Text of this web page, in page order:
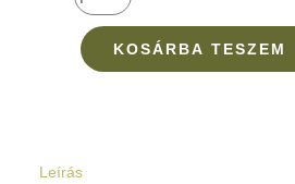
mennyiség
KOSÁRBA TESZEM
Leírás